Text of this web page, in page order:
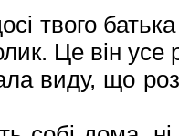
твого батька
Це він
виду, що